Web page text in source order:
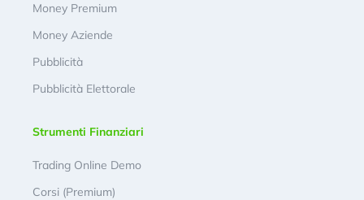
Money Premium
Money Aziende
Pubblicità
Pubblicità Elettorale
Strumenti Finanziari
Trading Online Demo
Corsi (Premium)